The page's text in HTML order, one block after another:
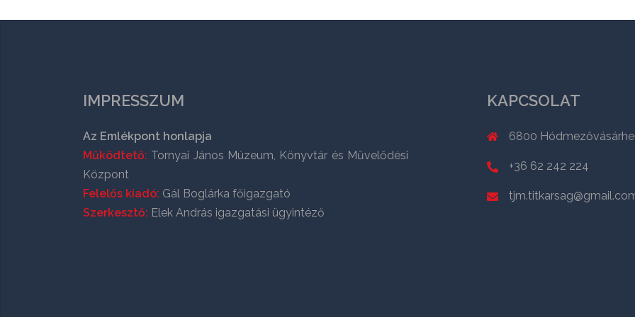
IMPRESSZUM
Az Emlékpont honlapja
Működtető: Tornyai János Múzeum, Könyvtár és Művelődési
Központ
Felelős kiadó: Gál Boglárka főigazgató
Szerkesztő: Elek András igazgatási ügyintéző
KAPCSOLAT
6800
+36 62 242 224